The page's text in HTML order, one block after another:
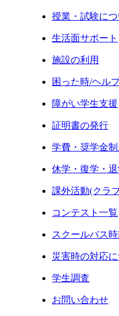
授業・試験につ
生活面サポート
施設の利用
困った時/ヘル
障がい学生支援
証明書の発行
学費・奨学金
休学・復学・
課外活動(クラ
コンテスト一覧
スクールバス
災害時の対応
学生調査
お問い合わせ